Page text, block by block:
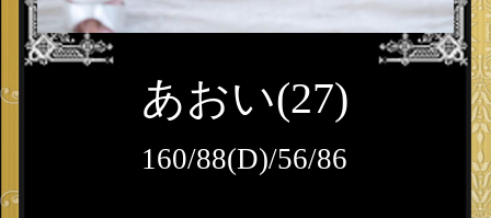
あおい(27)
160/88(D)/56/86